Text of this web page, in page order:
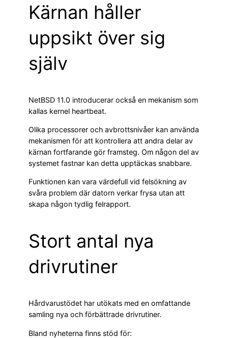
Kärnan håller
uppsikt över sig
själv
NetBSD 11.0 introducerar också en mekanism som
kallas kernel heartbeat.
Olika processorer och avbrottsnivåer kan använda
mekanismen för att kontrollera att andra delar av
kärnan fortfarande gör framsteg. Om någon del av
systemet fastnar kan detta upptäckas snabbare.
Funktionen kan vara värdefull vid felsökning av
svåra problem där datorn verkar frysa utan att
skapa någon tydlig felrapport.
Stort antal nya
drivrutiner
Hårdvarustödet har utökats med en omfattande
samling nya och förbättrade drivrutiner.
Bland nyheterna finns stöd för: